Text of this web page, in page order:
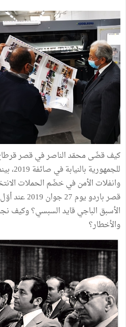
كيف قضّى محمّد الناصر في قصر قرطاج
وانفلات الأمن في خضّم الحملات
قصر باردو
الأسبق الباجي قايد السبسي؟ وكيف
والأخطار؟